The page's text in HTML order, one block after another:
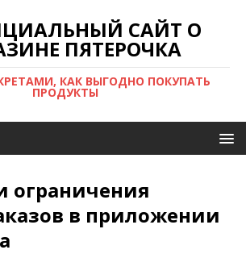
САЙТ О
ПЯТЕРОЧКА
КАК ВЫГОДНО ПОКУПАТЬ
ПРОДУКТЫ
ограничения
в приложении